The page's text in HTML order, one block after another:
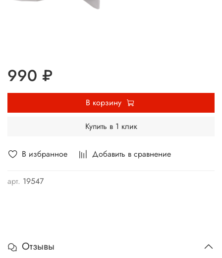
В избранное Добавить в сравнение
арт. 19547
990 ₽
В корзину
Купить в 1 клик
Отзывы